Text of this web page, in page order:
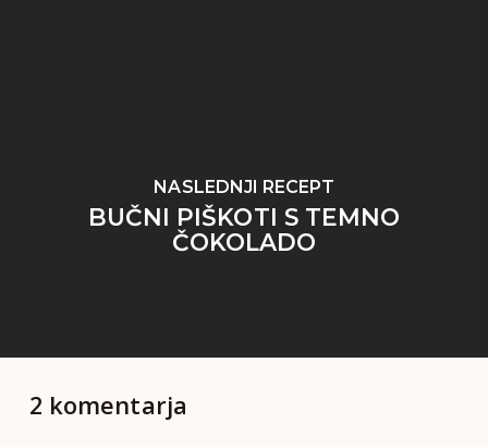
NASLEDNJI RECEPT
BUČNI PIŠKOTI S TEMNO
ČOKOLADO
2 komentarja